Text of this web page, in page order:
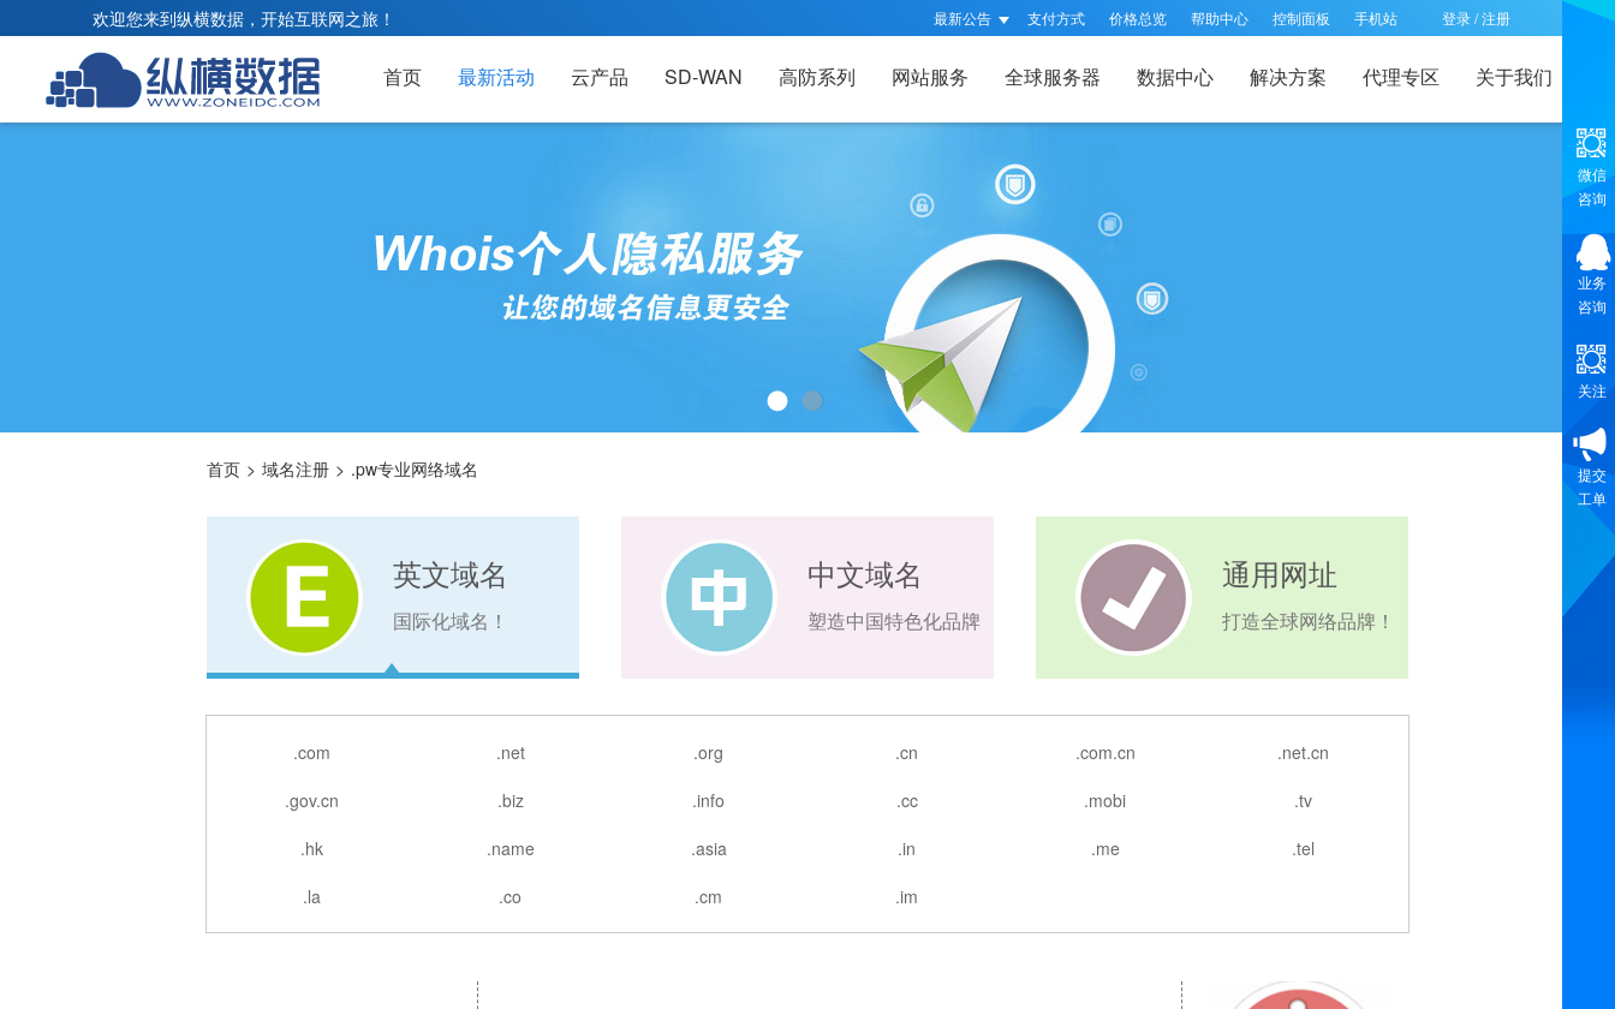
最新公告 支付方式 价格总览 帮助中心 控制面板 手机站 登录/注册
欢迎您来到纵横数据，开始互联网之旅！
首页 最新活动 云产品 SD-WAN 高防系列 网站服务 全球服务器 数据中心 解决方案 代理专区 关于我们
微信
咨询
业务
咨询
关注
提交
工单
首页 > 域名注册 > .pw专业网络域名
英文域名
国际化域名！
中文域名
塑造中国特色化品牌
通用网址
打造全球网络品牌！
.com .net .org .cn .com.cn
.net.cn
.gov.cn
.biz .info .cc .mobi
.tv
.hk
.name .asia .in .me
.tel
.la
.co .cm .im